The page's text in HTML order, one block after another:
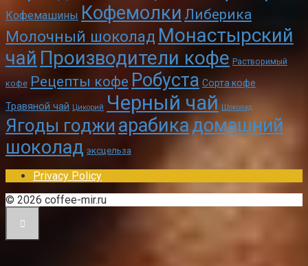
Кофемашины Кофемолки Либерика
Молочный шоколад Монастырский
чай Производители кофе Растворимый
кофе Рецепты кофе Робуста Сорта кофе
Травяной чай Цикорий Черный чай Шоколад
Ягоды годжи арабикадомашний
шоколад эксцельза
Privacy Policy
© 2026 coffee-mir.ru